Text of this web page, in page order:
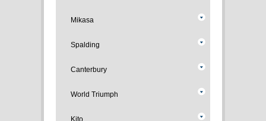
Mikasa
Spalding
Canterbury
World Triumph
Kito